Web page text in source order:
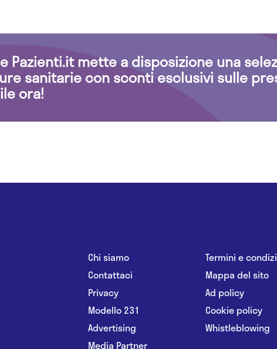
Pazienti.it mette a disposizione una
sanitarie con sconti esclusivi sulle
ora!
Chi siamo
Contattaci
Privacy
Modello 231
Advertising
Media Partner
Termini e
Mappa del sito
Ad policy
Cookie policy
Whistleblowing